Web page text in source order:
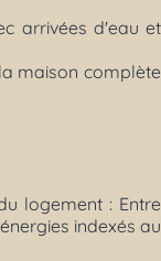
arrivées d'eau et
maison complète
logement : Entre
indexés au